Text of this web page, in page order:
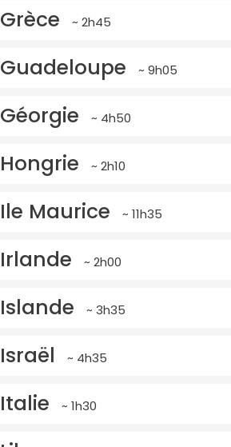
Grèce ~ 2h45
Guadeloupe ~ 9h05
Géorgie ~ 4h50
Hongrie ~ 2h10
Ile Maurice ~ 11h35
Irlande ~ 2h00
Islande ~ 3h35
Israël ~ 4h35
Italie ~ 1h30